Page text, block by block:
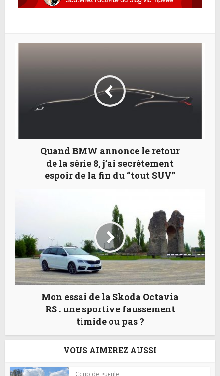
Quand BMW annonce le retour
de la série 8, j’ai secrètement
espoir de la fin du “tout SUV”
Mon essai de la Skoda Octavia
RS : une sportive faussement
timide ou pas ?
VOUS AIMEREZ AUSSI
Coup de gueule